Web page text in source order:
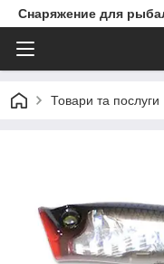
Снаряжение для
Товари та послуги